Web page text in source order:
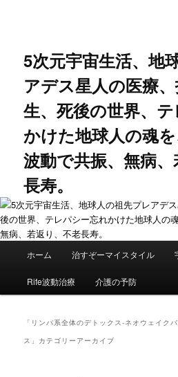
5次元宇宙生活、地
アデス星人の医療
生、死後の世界、
かけた地球人の魂
波動で共振、無病
長寿。
メ
ホーム 治すぞーマイスタイル
Rife波動治療 介護の予防
「 リンパ系全体のデトックス-ネオウェイク
ス 」カテゴリーアーカイブ